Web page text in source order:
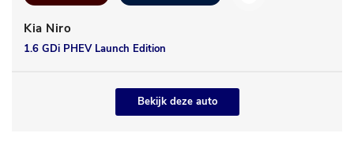
Kia Niro
1.6 GDi PHEV Launch Edition
Bekijk deze auto